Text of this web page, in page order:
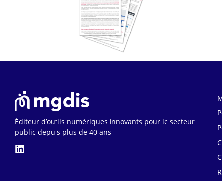
Éditeur d’outils numériques innovants pour le secteur
public depuis plus de 40 ans